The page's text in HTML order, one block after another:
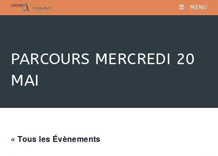
Skip
to
MENU
PARCOURS MERCREDI 20
MAI
« Tous les Évènements